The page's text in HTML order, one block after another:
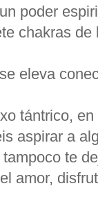
poder
chakras de
eleva
tántrico,
aspirar a
te
amor,